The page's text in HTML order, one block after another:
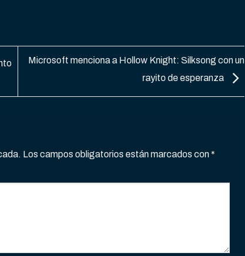
Microsoft menciona a Hollow Knight: Silksong con un
rayito de esperanza
Los campos obligatorios están marcados con*